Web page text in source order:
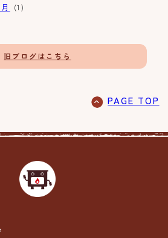
(1)
旧ブログはこちら
PAGE TOP